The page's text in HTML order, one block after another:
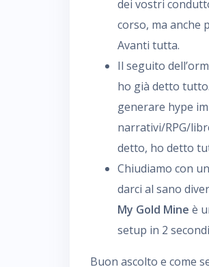
dei vostri
corso, ma anche
Avanti tutta.
Il seguito
ho già detto
generare hype
narrativi/RPG/
detto, ho detto
Chiudiamo con
darci al sano
My Gold Mine è
setup in 2
Buon ascolto e come